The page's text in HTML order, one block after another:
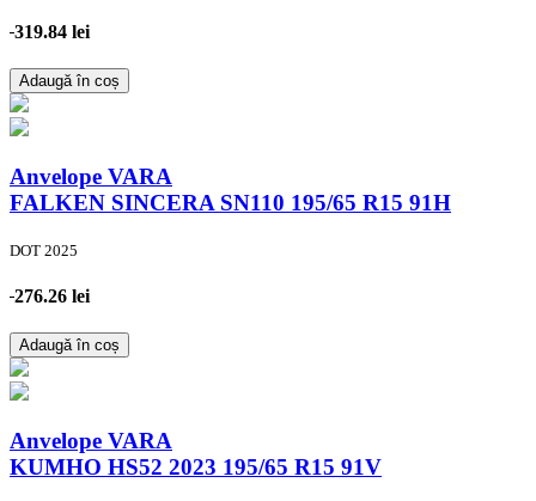
319.84 lei
Adaugă în coș
Anvelope VARA
FALKEN SINCERA SN110 195/65 R15 91H
DOT 2025
276.26 lei
Adaugă în coș
Anvelope VARA
KUMHO HS52 2023 195/65 R15 91V